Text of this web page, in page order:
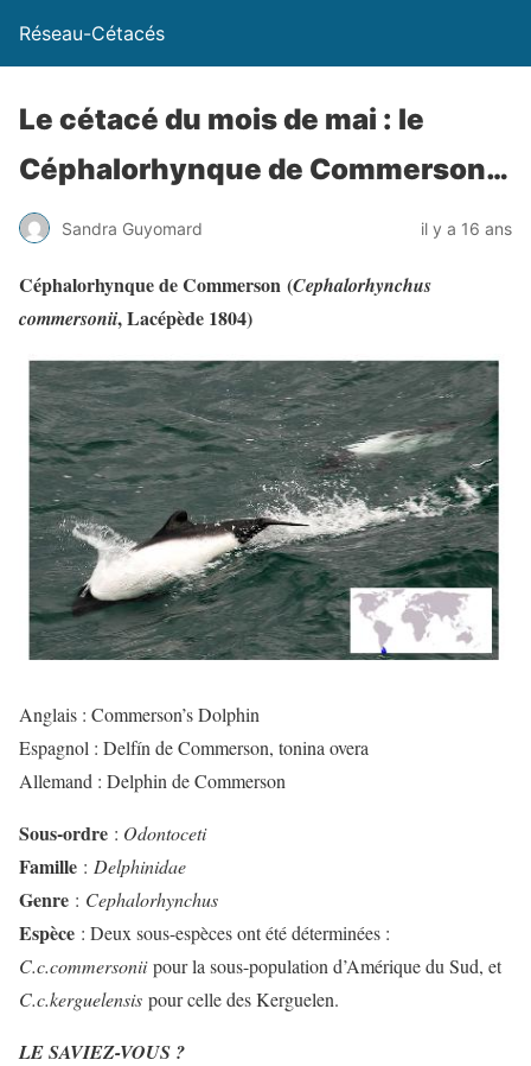
Réseau-Cétacés
Le cétacé du mois de mai : le
Céphalorhynque de Commerson…
Sandra Guyomard il y a 16 ans
Céphalorhynque de Commerson (Cephalorhynchus
commersonii, Lacépède 1804)
Anglais : Commerson’s Dolphin
Espagnol : Delfín de Commerson, tonina overa
Allemand : Delphin de Commerson
Sous-ordre : Odontoceti
Famille : Delphinidae
Genre : Cephalorhynchus
Espèce : Deux sous-espèces ont été déterminées :
C.c.commersoniipour la sous-population d’Amérique du Sud, et
C.c.kerguelensis pour celle des Kerguelen.
LE SAVIEZ-VOUS ?